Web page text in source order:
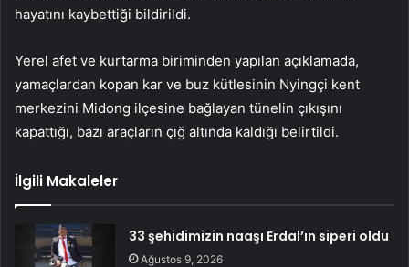
hayatını kaybettiği bildirildi.
Yerel afet ve kurtarma biriminden yapılan açıklamada,
yamaçlardan kopan kar ve buz kütlesinin Nyingçi kent
merkezini Midong ilçesine bağlayan tünelin çıkışını
kapattığı, bazı araçların çığ altında kaldığı belirtildi.
İlgili Makaleler
33 şehidimizin naaşı Erdal’ın siperi oldu
Ağustos 9, 2026